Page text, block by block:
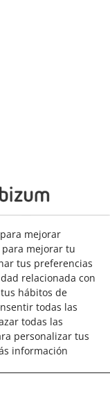
mejorar
para mejorar tu
tus preferencias
relacionada con
hábitos de
todas las
todas las
personalizar tus
información